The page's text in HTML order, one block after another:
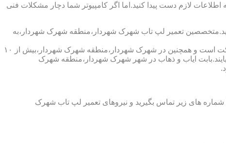
اطلاعات لازم دست پیدا کنید.اما اگر کامپیوتر شما دچار مشکلات فنی
تعمیر لپ تاب شهرک شهردار،منطقه شهرک شهردار،به
شرکت تعمیر لپ تاب شهرک شهردار،منطقه شهرک شهردار،دارای اینماد دو ستاره و نماد ساماندهی است که نشان دهنده اعتبار این شرکت است و همچنین در شهرک شهردار،منطقه شهرک شهردار،بیش از ۱۰
ایاب و ذهاب در شهر شهرک شهردار،منطقه شهرک
های زیر تماس بگیرید و نیروهای تعمیر لپ تاب شهرک